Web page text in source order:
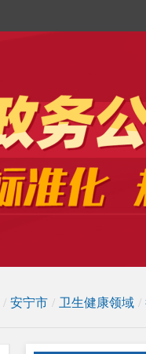
/ 安宁市 / 卫生健康领域 /